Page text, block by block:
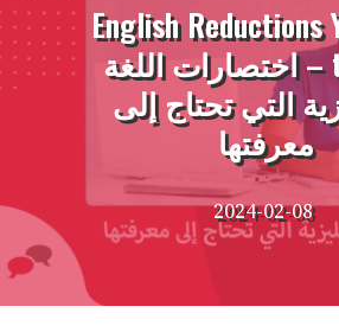
English Reductions
to Know – اختصارات اللغة
التي تحتاج إلى
معرفتها
2024-02-08